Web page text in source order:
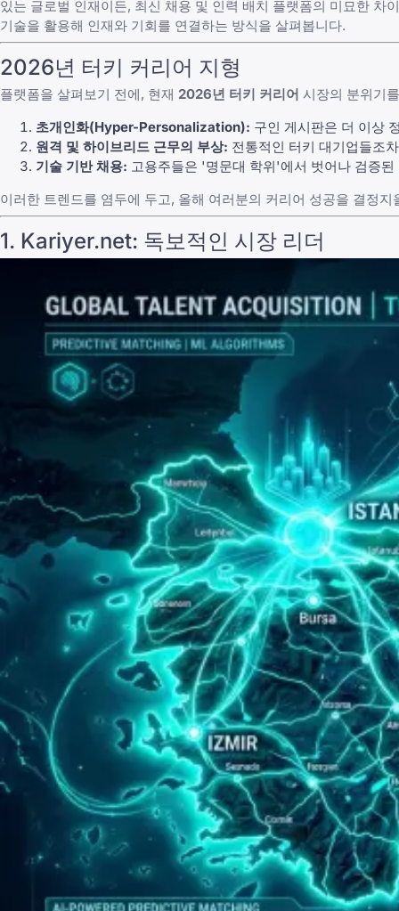
있는 글로벌 인재이든, 최신 채용 및 인력 배치 플랫폼의 미묘한 차
기술을 활용해 인재와 기회를 연결하는 방식을 살펴봅니다.
2026년 터키 커리어 지형
플랫폼을 살펴보기 전에, 현재 2026년 터키 커리어 시장의 분위기
초개인화(Hyper-Personalization): 구인 게시판은 더 이상
원격 및 하이브리드 근무의 부상: 전통적인 터키 대기업들조
기술 기반 채용: 고용주들은 '명문대 학위'에서 벗어나 검증
이러한 트렌드를 염두에 두고, 올해 여러분의 커리어 성공을 결정
1. Kariyer.net: 독보적인 시장 리더